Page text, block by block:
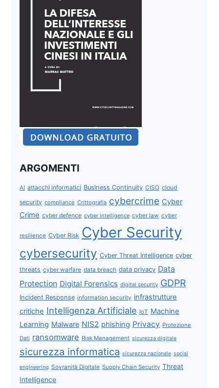
ARGOMENTI
AI attacchi informatici Business Continuity CISO cloud
security compliance Crittografia cybercrime Cyber
Crime cyber defence cyber intelligence cyber law cyber
resilience Cyber Risk Cyber Security
cybersecurity Cyber Threat Intelligence cyber
threats cyber warfare data breach data privacy Data
Protection Digital Forensics digital security GDPR
Incident Response information security infrastrutture
critiche Intelligenza Artificiale IoT Machine
Learning Malware NIS2 phishing Privacy Protezione
Dati ransomware Risk Management sicurezza digitale
sicurezza informatica sicurezza nazionale social
engineering Sovranità Digitale Supply Chain Security Threat
Intelligence